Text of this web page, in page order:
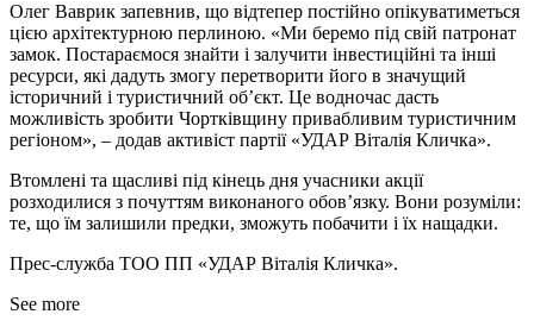
Олег Ваврик запевнив, що відтепер постійно опікуватиметься
цією архітектурною перлиною. «Ми беремо під свій патронат
замок. Постараємося знайти і залучити інвестиційні та інші
ресурси, які дадуть змогу перетворити його в значущий
історичний і туристичний об’єкт. Це водночас дасть
можливість зробити Чортківщину привабливим туристичним
регіоном», – додав активіст партії «УДАР Віталія Кличка».
Втомлені та щасливі під кінець дня учасники акції
розходилися з почуттям виконаного обов’язку. Вони розуміли:
те, що їм залишили предки, зможуть побачити і їх нащадки.
Прес-служба ТОО ПП «УДАР Віталія Кличка».
See more